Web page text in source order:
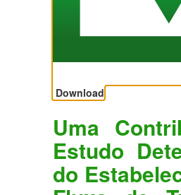
Download
Uma
Estudo
do